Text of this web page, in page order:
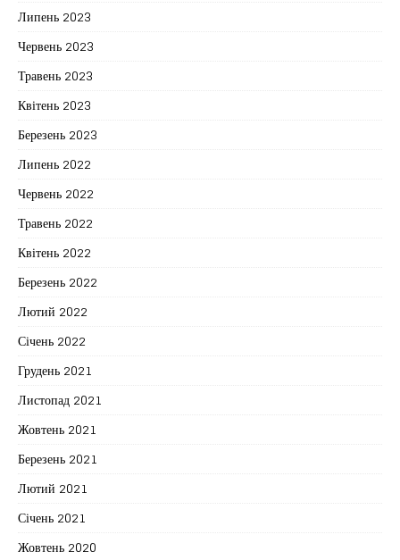
Липень 2023
Червень 2023
Травень 2023
Квітень 2023
Березень 2023
Липень 2022
Червень 2022
Травень 2022
Квітень 2022
Березень 2022
Лютий 2022
Січень 2022
Грудень 2021
Листопад 2021
Жовтень 2021
Березень 2021
Лютий 2021
Січень 2021
Жовтень 2020